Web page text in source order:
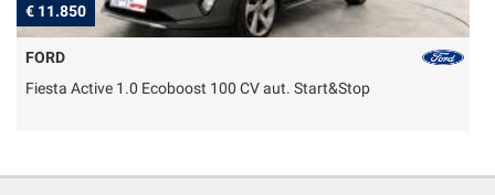
€ 11.850
FORD
Fiesta Active 1.0 Ecoboost 100 CV aut. Start&Stop